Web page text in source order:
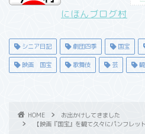
にほんブログ村
シニア日記 劇団四季 国宝
映画 国宝 歌舞伎 芸
HOME
お出かけしてきました
【映画『国宝』を観て久々にパンフレッ